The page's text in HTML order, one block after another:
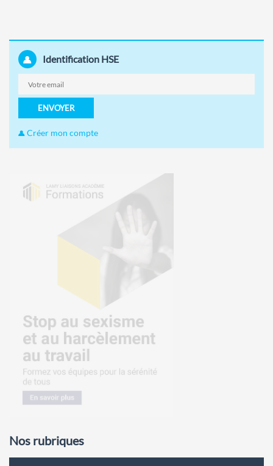
Identification HSE
ENVOYER
Créer mon compte
Nos rubriques